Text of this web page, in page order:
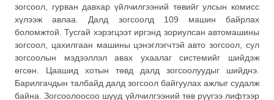
зогсоол, гурван давхар үйлчилгээний төвийг улсын комисс
хүлээж авлаа. Далд зогсоолд 109 машин байрлах
боломжтой. Тусгай хэрэгцээт иргэнд зориулсан автомашины
зогсоол, цахилгаан машины цэнэглэгчтэй авто зогсоол, сул
зогсоолын мэдээллэл авах ухаалаг системийг шийдэж
өгсөн. Цаашид хотын төвд далд зогсоолуудыг шийднэ.
Барилгачдын талбайд далд зогсоол байгуулах ажлыг судалж
байна. Зогсоолоосоо шууд үйлчилгээний төв рүүгээ лифтээр